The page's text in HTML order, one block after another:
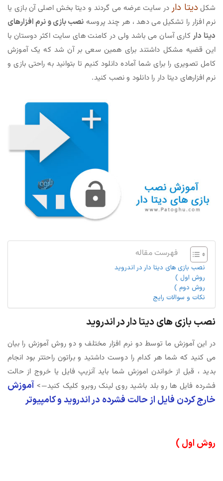
شکل دیتا دار در سایت عرضه می گردند و دیتا بخش اصلی آن بازی یا
نرم افزار را تشکیل می دهد ، هر چند پروسه نصب بازی و نرم افزارهای
دیتا دارکاری آسان می باشد ولی در کامنت های سایت اکثر دوستان با
این قضیه مشکل داشتند برای همین سعی بر آن شد که یک آموزش
کامل تصویری را برای شما آماده دانلود کنیم تا بتوانید به راحتی بازی و
نرم افزارهای دیتا دار را دانلود و نصب کنید.
فهرست مقاله
نصب بازی های دیتا دار در اندروید
روش اول )
روش دوم )
نکات و سوالات رایج
نصب بازی های دیتا دار در اندروید
در این آموزش ما توسط دو نرم افزار مختلف و دو روش آموزش را بیان
می کنید که شما هر کدام را دوست داشتید و براتون راحتتر بود انجام
بدید ، قبل از خواندن اموزش شما باید آنزیپ فایل یا خروج از حالت
فشرده فایل ها رو بلد باشید روی لینک روبرو کلیک کنید—> آموزش
خارج کردن فایل از حالت فشرده در اندروید و کامپیوتر
روش اول )